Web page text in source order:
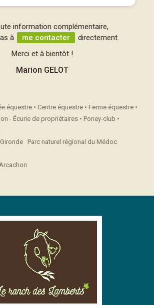
information complémentaire,
à
me contacter
directement.
Merci et à bientôt !
Marion GELOT
équestre • Centre équestre • Ferme équestre •
- Écurie de propriétaires • Poney-club •
Parc naturel régional du Médoc